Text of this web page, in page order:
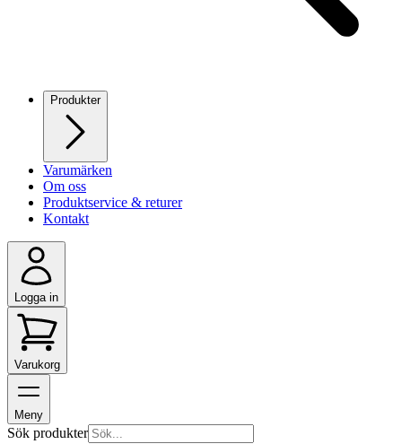
Produkter
Varumärken
Om oss
Produktservice & returer
Kontakt
Logga in
Varukorg
Meny
Sök produkter